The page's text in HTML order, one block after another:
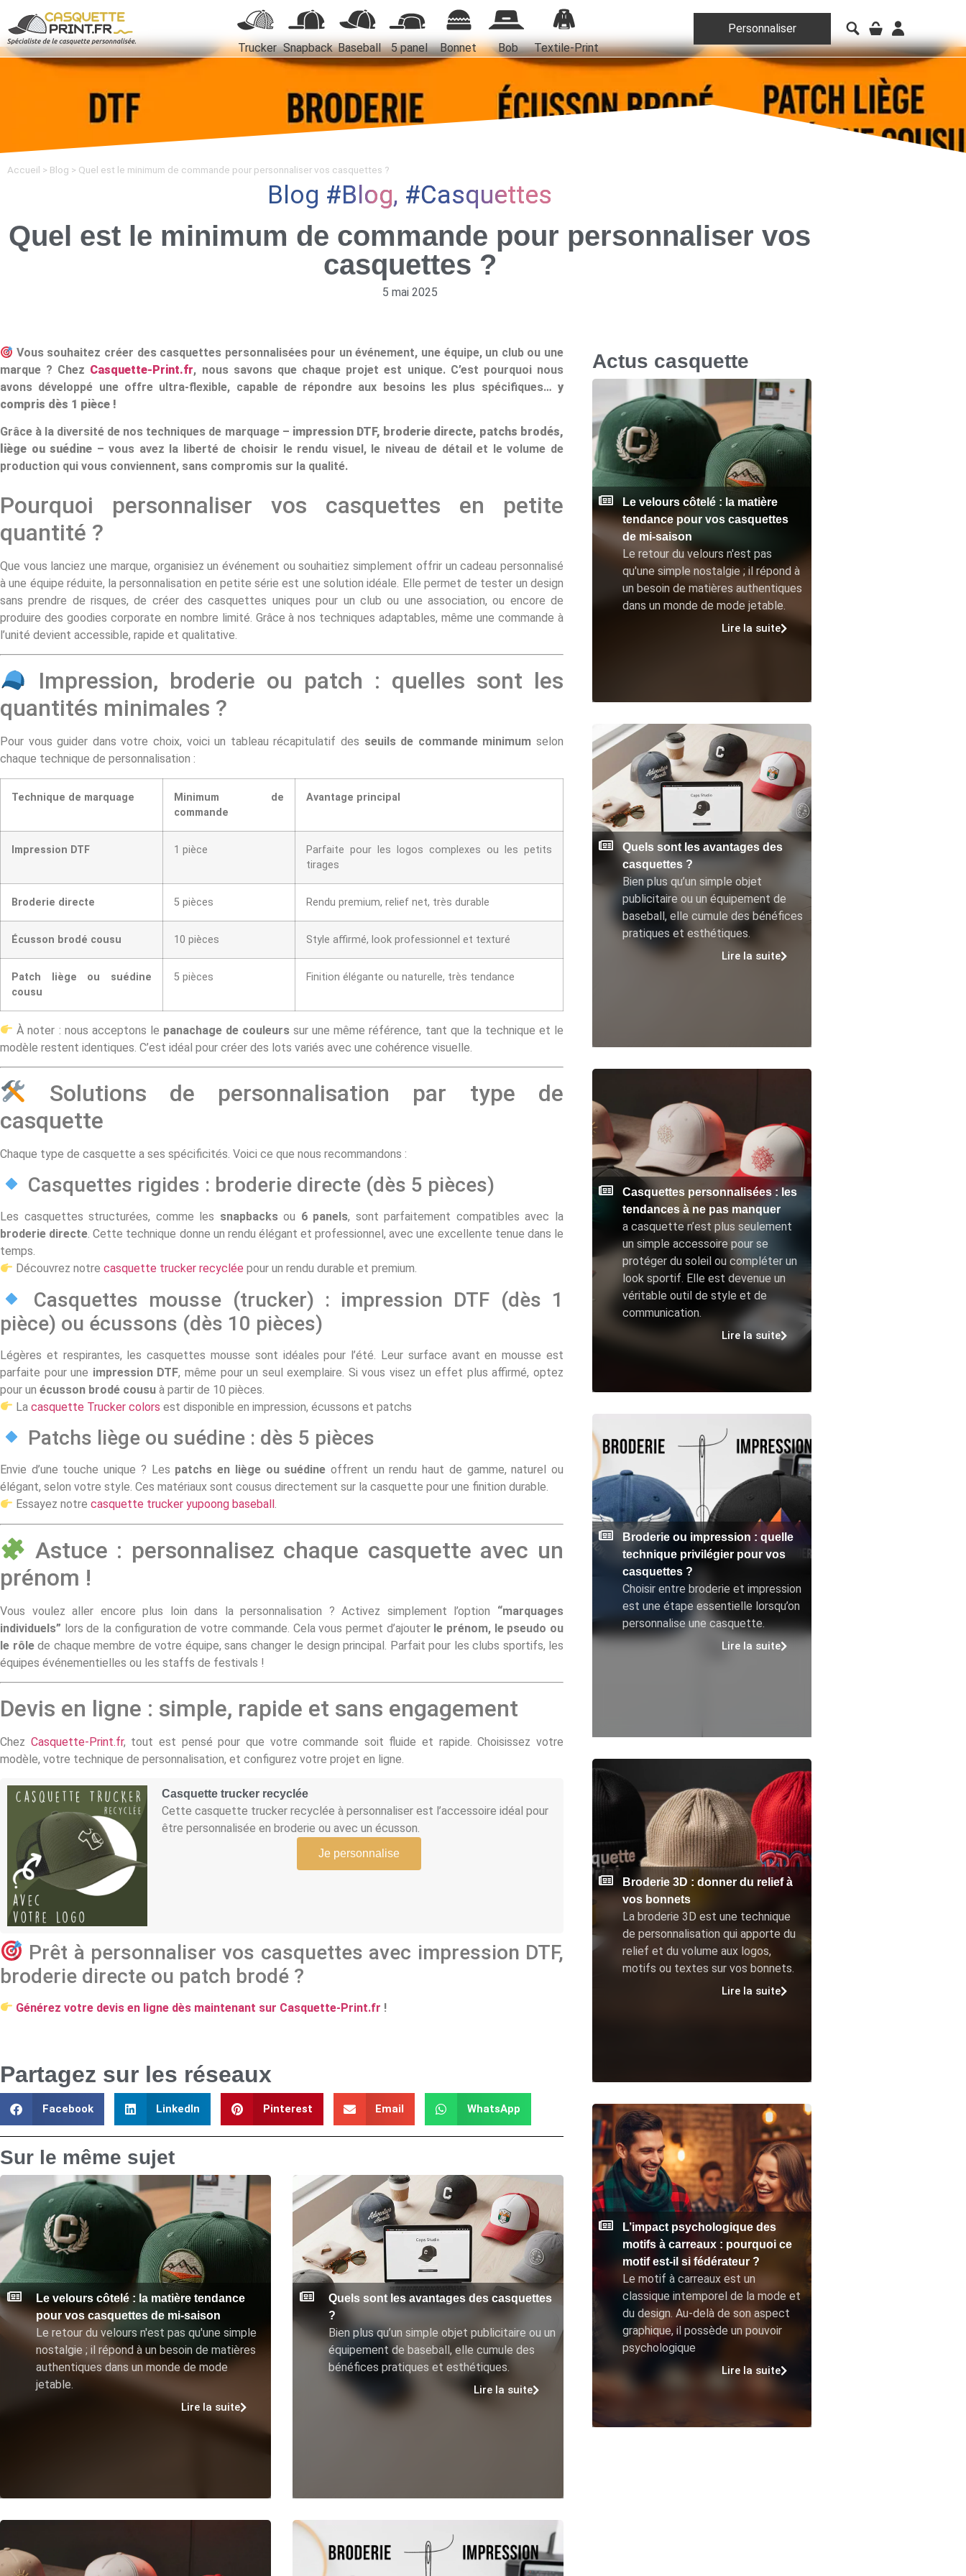
Trucker Snapback Baseball 5 panel Bonnet Bob Textile-Print
Personnaliser
Accueil > Blog > Quel est le minimum de commande pour personnaliser vos casquettes ?
Blog Blog, Casquettes
Quel est le minimum de commande pour personnaliser vos
casquettes ?
5 mai 2025
Vous souhaitez créer des casquettes personnalisées pour un événement, une équipe, un club ou une
marque ? Chez Casquette-Print.fr, nous savons que chaque projet est unique. C’est pourquoi nous
avons développé une offre ultra-flexible, capable de répondre aux besoins les plus spécifiques… y
compris dès 1 pièce !
Grâce à la diversité de nos techniques de marquage – impression DTF, broderie directe, patchs brodés,
liège ou suédine – vous avez la liberté de choisir le rendu visuel, le niveau de détail et le volume de
production qui vous conviennent, sans compromis sur la qualité.
Pourquoi personnaliser vos casquettes en petite
quantité ?
Que vous lanciez une marque, organisiez un événement ou souhaitiez simplement offrir un cadeau personnalisé
à une équipe réduite, la personnalisation en petite série est une solution idéale. Elle permet de tester un design
sans prendre de risques, de créer des casquettes uniques pour un club ou une association, ou encore de
produire des goodies corporate en nombre limité. Grâce à nos techniques adaptables, même une commande à
l’unité devient accessible, rapide et qualitative.
Impression, broderie ou patch : quelles sont les
quantités minimales ?
Pour vous guider dans votre choix, voici un tableau récapitulatif des seuils de commande minimum selon
chaque technique de personnalisation :
Technique de marquage
Minimum de
commande
Avantage principal
Impression DTF 1 pièce
Parfaite pour les logos complexes ou les petits
tirages
Broderie directe 5 pièces Rendu premium, relief net, très durable
Écusson brodé cousu 10 pièces Style affirmé, look professionnel et texturé
Patch liège ou suédine
cousu
5 pièces Finition élégante ou naturelle, très tendance
À noter : nous acceptons le panachage de couleurs sur une même référence, tant que la technique et le
modèle restent identiques. C’est idéal pour créer des lots variés avec une cohérence visuelle.
Solutions de personnalisation par type de
casquette
Chaque type de casquette a ses spécificités. Voici ce que nous recommandons :
Casquettes rigides : broderie directe (dès 5 pièces)
Les casquettes structurées, comme les snapbacksou 6 panels, sont parfaitement compatibles avec la
broderie directe. Cette technique donne un rendu élégant et professionnel, avec une excellente tenue dans le
temps.
Découvrez notrecasquette trucker recyclée pour un rendu durable et premium.
Casquettes mousse (trucker) : impression DTF (dès 1
pièce) ou écussons (dès 10 pièces)
Légères et respirantes, les casquettes mousse sont idéales pour l’été. Leur surface avant en mousse est
parfaite pour une impression DTF, même pour un seul exemplaire. Si vous visez un effet plus affirmé, optez
pour un écusson brodé cousu à partir de 10 pièces.
Lacasquette Trucker colors est disponible en impression, écussons et patchs
Patchs liège ou suédine : dès 5 pièces
Envie d’une touche unique ? Les patchs en liège ou suédine offrent un rendu haut de gamme, naturel ou
élégant, selon votre style. Ces matériaux sont cousus directement sur la casquette pour une finition durable.
Essayez notrecasquette trucker yupoong baseball.
Astuce : personnalisez chaque casquette avec un
prénom !
Vous voulez aller encore plus loin dans la personnalisation ? Activez simplement l’option “marquages
individuels” lors de la configuration de votre commande. Cela vous permet d’ajouter le prénom, le pseudo ou
le rôlede chaque membre de votre équipe, sans changer le design principal. Parfait pour les clubs sportifs, les
équipes événementielles ou les staffs de festivals !
Devis en ligne : simple, rapide et sans engagement
Chez Casquette-Print.fr, tout est pensé pour que votre commande soit fluide et rapide. Choisissez votre
modèle, votre technique de personnalisation, et configurez votre projet en ligne.
Casquette trucker recyclée
Cette casquette trucker recyclée à personnaliser est l’accessoire idéal pour
être personnalisée en broderie ou avec un écusson.
Je personnalise
Prêt à personnaliser vos casquettes avec impression DTF,
broderie directe ou patch brodé ?
Générez votre devis en ligne dès maintenant sur Casquette-Print.fr !
Partagez sur les réseaux
Facebook LinkedIn Pinterest Email WhatsApp
Sur le même sujet
Le velours côtelé : la matière tendance
pour vos casquettes de mi-saison
Le retour du velours n'est pas qu'une simple
nostalgie ; il répond à un besoin de matières
authentiques dans un monde de mode
jetable.
Lire la suite
Quels sont les avantages des casquettes
?
Bien plus qu’un simple objet publicitaire ou un
équipement de baseball, elle cumule des
bénéfices pratiques et esthétiques.
Lire la suite
Actus casquette
Le velours côtelé : la matière
tendance pour vos casquettes
de mi-saison
Le retour du velours n'est pas
qu'une simple nostalgie ; il répond à
un besoin de matières authentiques
dans un monde de mode jetable.
Lire la suite
Quels sont les avantages des
casquettes ?
Bien plus qu’un simple objet
publicitaire ou un équipement de
baseball, elle cumule des bénéfices
pratiques et esthétiques.
Lire la suite
Casquettes personnalisées : les
tendances à ne pas manquer
a casquette n’est plus seulement
un simple accessoire pour se
protéger du soleil ou compléter un
look sportif. Elle est devenue un
véritable outil de style et de
communication.
Lire la suite
Broderie ou impression : quelle
technique privilégier pour vos
casquettes ?
Choisir entre broderie et impression
est une étape essentielle lorsqu’on
personnalise une casquette.
Lire la suite
Broderie 3D : donner du relief à
vos bonnets
La broderie 3D est une technique
de personnalisation qui apporte du
relief et du volume aux logos,
motifs ou textes sur vos bonnets.
Lire la suite
L’impact psychologique des
motifs à carreaux : pourquoi ce
motif est-il si fédérateur ?
Le motif à carreaux est un
classique intemporel de la mode et
du design. Au-delà de son aspect
graphique, il possède un pouvoir
psychologique
Lire la suite